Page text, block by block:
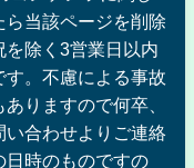
当該ページを削除
を除く3営業日以内
。不慮による事故
りますので何卒、
い合わせよりご連絡
日時のものですの